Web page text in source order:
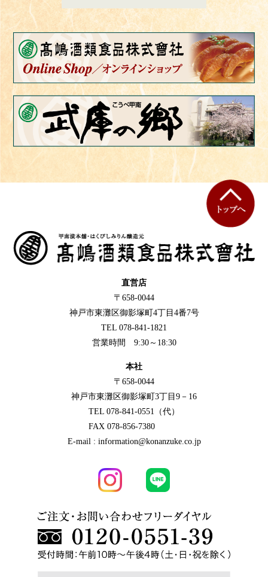
直営店
〒658-0044
神戸市東灘区御影塚町4丁目4番7号
TEL 078-841-1821
営業時間 9:30～18:30
本社
〒658-0044
神戸市東灘区御影塚町3丁目9－16
TEL 078-841-0551（代）
FAX 078-856-7380
E-mail : information@konanzuke.co.jp